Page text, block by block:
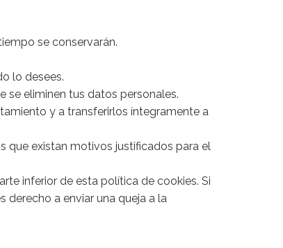
se conservarán.
lo desees.
se eliminen tus datos personales.
y a transferirlos íntegramente a
que existan motivos justificados para el
inferior de esta política de cookies. Si
derecho a enviar una queja a la